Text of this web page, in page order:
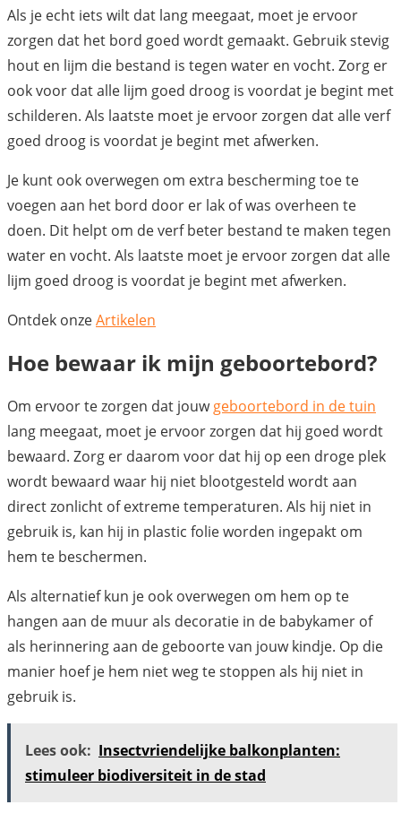
Als je echt iets wilt dat lang meegaat, moet je ervoor
zorgen dat het bord goed wordt gemaakt. Gebruik stevig
hout en lijm die bestand is tegen water en vocht. Zorg er
ook voor dat alle lijm goed droog is voordat je begint met
schilderen. Als laatste moet je ervoor zorgen dat alle verf
goed droog is voordat je begint met afwerken.
Je kunt ook overwegen om extra bescherming toe te
voegen aan het bord door er lak of was overheen te
doen. Dit helpt om de verf beter bestand te maken tegen
water en vocht. Als laatste moet je ervoor zorgen dat alle
lijm goed droog is voordat je begint met afwerken.
Ontdek onzeArtikelen
Hoe bewaar ik mijn geboortebord?
Om ervoor te zorgen dat jouwgeboortebord in de tuin
lang meegaat, moet je ervoor zorgen dat hij goed wordt
bewaard. Zorg er daarom voor dat hij op een droge plek
wordt bewaard waar hij niet blootgesteld wordt aan
direct zonlicht of extreme temperaturen. Als hij niet in
gebruik is, kan hij in plastic folie worden ingepakt om
hem te beschermen.
Als alternatief kun je ook overwegen om hem op te
hangen aan de muur als decoratie in de babykamer of
als herinnering aan de geboorte van jouw kindje. Op die
manier hoef je hem niet weg te stoppen als hij niet in
gebruik is.
Lees ook: Insectvriendelijke balkonplanten:
stimuleer biodiversiteit in de stad